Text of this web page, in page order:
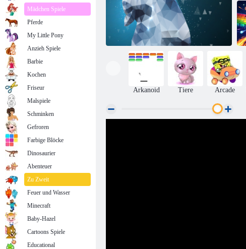
Arkanoid Tiere Arcade
Mädchen Spiele
Pferde
My Little Pony
Anzieh Spiele
Barbie
Kochen
Friseur
Malspiele
Schminken
Gefroren
Farbige Blöcke
Dinosaurier
Abenteuer
Zu Zweit
Feuer und Wasser
Minecraft
Baby-Hazel
Cartoons Spiele
Educational